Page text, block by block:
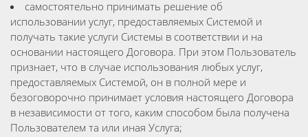
самостоятельно принимать решение об
использовании услуг, предоставляемых Системой и
получать такие услуги Системы в соответствии и на
основании настоящего Договора. При этом Пользователь
признает, что в случае использования любых услуг,
предоставляемых Системой, он в полной мере и
безоговорочно принимает условия настоящего Договора
в независимости от того, каким способом была получена
Пользователем та или иная Услуга;